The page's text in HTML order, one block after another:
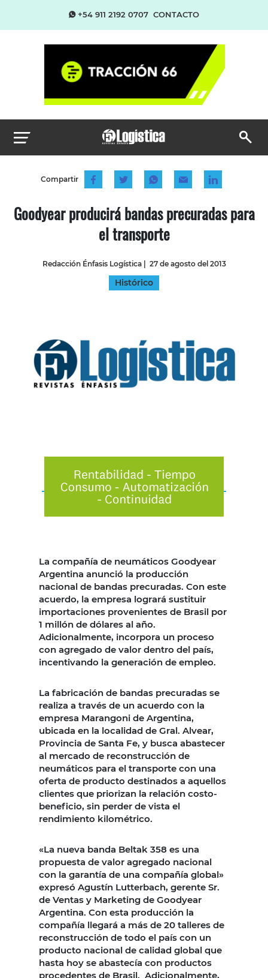
+54 911 2192 0707 CONTACTO
Compartir
Goodyear producirá bandas precuradas para
el transporte
Redacción Énfasis Logística| 27 de agosto del 2013
Histórico
La compañía de neumáticos Goodyear
Argentina anunció la producción
nacional de bandas precuradas. Con este
acuerdo, la empresa logrará sustituir
importaciones provenientes de Brasil por
1 millón de dólares al año.
Adicionalmente, incorpora un proceso
con agregado de valor dentro del país,
incentivando la generación de empleo.
La fabricación de bandas precuradas se
realiza a través de un acuerdo con la
empresa Marangoni de Argentina,
ubicada en la localidad de Gral. Alvear,
Provincia de Santa Fe, y busca abastecer
al mercado de reconstrucción de
neumáticos para el transporte con una
oferta de producto destinados a aquellos
clientes que priorizan la relación costo-
beneficio, sin perder de vista el
rendimiento kilométrico.
«La nueva banda Beltak 358 es una
propuesta de valor agregado nacional
con la garantía de una compañía global»
expresó Agustín Lutterbach, gerente Sr.
de Ventas y Marketing de Goodyear
Argentina. Con esta producción la
compañía llegará a más de 20 talleres de
reconstrucción de todo el país con un
producto nacional de calidad global que
hasta hoy se abastecía con productos
procedentes de Brasil. Adicionalmente,